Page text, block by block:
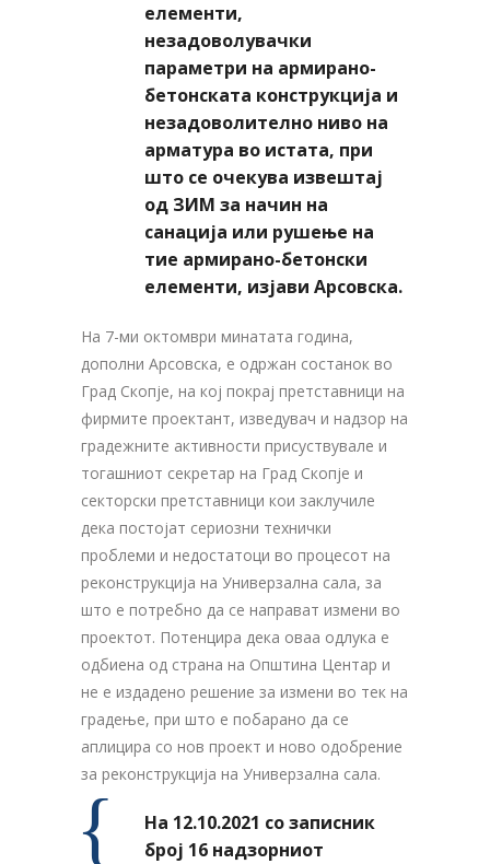
елементи,
незадоволувачки
параметри на армирано-
бетонската конструкција и
незадоволително ниво на
арматура во истата, при
што се очекува извештај
од ЗИМ за начин на
санација или рушење на
тие армирано-бетонски
елементи, изјави Арсовска.
На 7-ми октомври минатата година,
дополни Арсовска, е одржан состанок во
Град Скопје, на кој покрај претставници на
фирмите проектант, изведувач и надзор на
градежните активности присуствувале и
тогашниот секретар на Град Скопје и
секторски претставници кои заклучиле
дека постојат сериозни технички
проблеми и недостатоци во процесот на
реконструкција на Универзална сала, за
што е потребно да се направат измени во
проектот. Потенцира дека оваа одлука е
одбиена од страна на Општина Центар и
не е издадено решение за измени во тек на
градење, при што е побарано да се
аплицира со нов проект и ново одобрение
за реконструкција на Универзална сала.
На 12.10.2021 со записник
број 16 надзорниот